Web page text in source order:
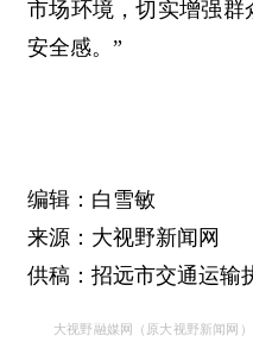
市场环境，切实增强群
安全感。”
编辑：白雪敏
来源：大视野新闻网
供稿：招远市交通运输
大视野融媒网（原大视野新闻网